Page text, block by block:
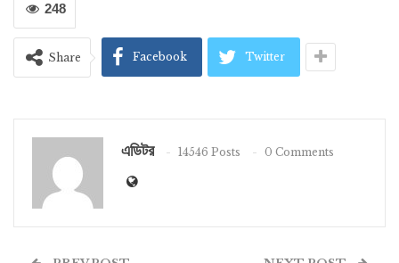
248
Share Facebook Twitter
এডিটর 14546 Posts 0 Comments